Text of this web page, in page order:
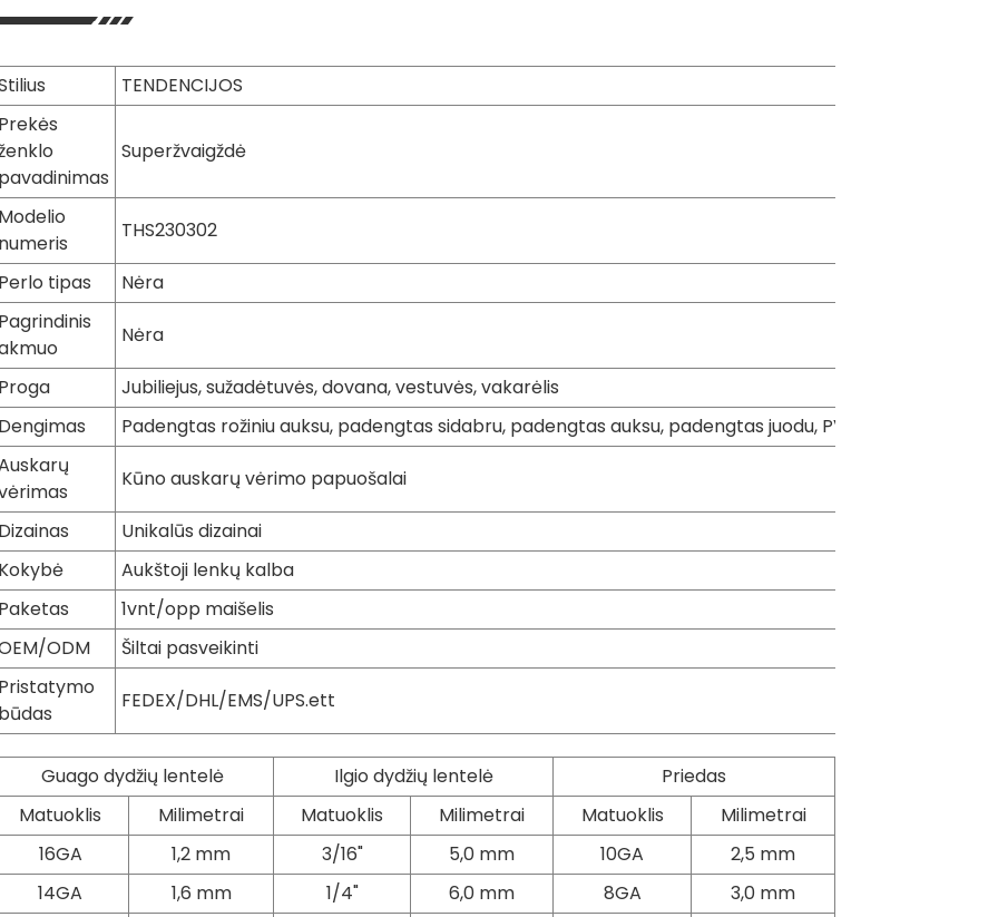
TENDENCIJOS
Prekės
pavadinimas
Superžvaigždė
Modelio
numeris
THS230302
Perlo tipas
Nėra
Pagrindinis
Nėra
Proga
Jubiliejus, sužadėtuvės, dovana, vestuvės, vakarėlis
Dengimas
Padengtas rožiniu auksu, padengtas sidabru, padengtas auksu, padengtas juodu, PVD
Kūno auskarų vėrimo papuošalai
Dizainas
Unikalūs dizainai
Kokybė
Aukštoji lenkų kalba
Paketas
1vnt/opp maišelis
ODM
Šiltai pasveikinti
Pristatymo
būdas
FEDEX/DHL/EMS/UPS.ett
Guago dydžių lentelė Ilgio dydžių lentelė
Priedas
Matuoklis
Milimetrai Matuoklis Milimetrai Matuoklis
Milimetrai
16GA
1,2 mm 3/16" 5,0 mm 10GA
2,5 mm
14GA
1,6 mm 1/4" 6,0 mm 8GA
3,0 mm